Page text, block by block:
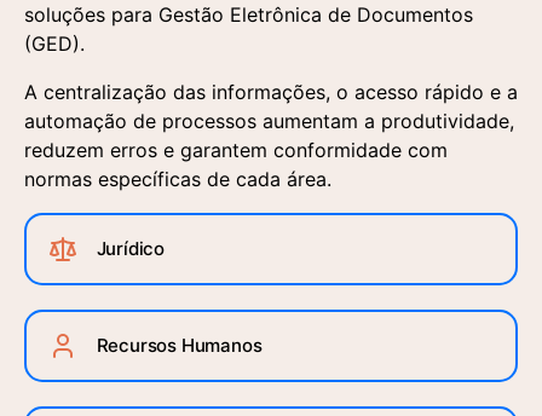
soluções para Gestão Eletrônica de Documentos
(GED).
A centralização das informações, o acesso rápido e a
automação de processos aumentam a produtividade,
reduzem erros e garantem conformidade com
normas específicas de cada área.
Jurídico
Recursos Humanos